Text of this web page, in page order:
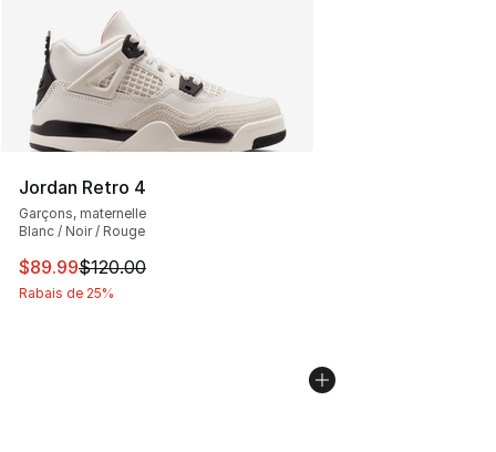
Jordan Retro 4
Garçons, maternelle
Blanc / Noir / Rouge
Cet article est en solde. Le prix est passé de $120.00 à
$89.99$120.00
Rabais de 25%